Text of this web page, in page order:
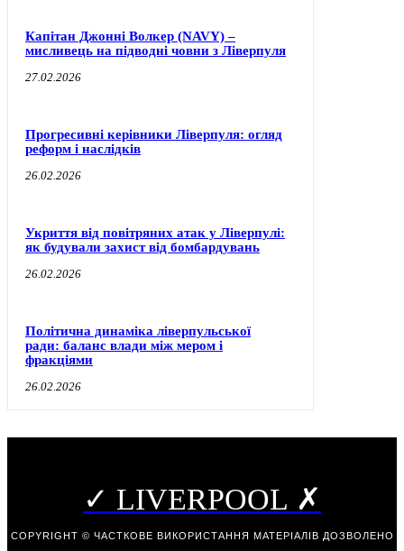
Капітан Джонні Волкер (NAVY) –
мисливець на підводні човни з Ліверпуля
27.02.2026
Прогресивні керівники Ліверпуля: огляд
реформ і наслідків
26.02.2026
Укриття від повітряних атак у Ліверпулі:
як будували захист від бомбардувань
26.02.2026
Політична динаміка ліверпульської
ради: баланс влади між мером і
фракціями
26.02.2026
✓ LIVERPOOL ✗
COPYRIGHT © ЧАСТКОВЕ ВИКОРИСТАННЯ МАТЕРІАЛІВ ДОЗВОЛЕНО